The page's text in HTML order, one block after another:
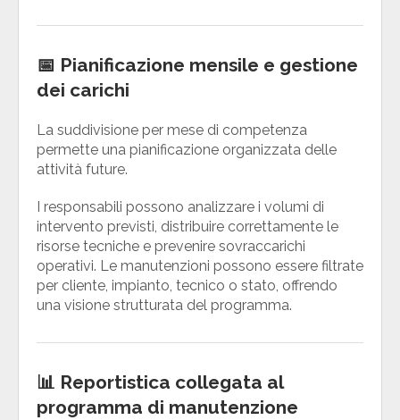
📅 Pianificazione mensile e gestione
dei carichi
La suddivisione per mese di competenza
permette una pianificazione organizzata delle
attività future.
I responsabili possono analizzare i volumi di
intervento previsti, distribuire correttamente le
risorse tecniche e prevenire sovraccarichi
operativi. Le manutenzioni possono essere filtrate
per cliente, impianto, tecnico o stato, offrendo
una visione strutturata del programma.
📊 Reportistica collegata al
programma di manutenzione